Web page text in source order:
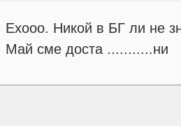
Eхooo. Никой в БГ ли не
Май сме доста ...........ни